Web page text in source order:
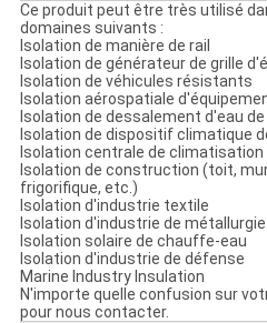
Ce produit peut être très utilisé
domaines suivants :
Isolation de manière de rail
Isolation de générateur de grille
Isolation de véhicules résistants
Isolation aérospatiale
Isolation de dessalement d'eau
Isolation de dispositif climatique
Isolation centrale de climatisation
Isolation de construction (toit,
frigorifique, etc.)
Isolation d'industrie textile
Isolation d'industrie de métallurgie
Isolation solaire de chauffe-eau
Isolation d'industrie de défense
Marine Industry Insulation
N'importe quelle confusion sur
pour nous contacter.